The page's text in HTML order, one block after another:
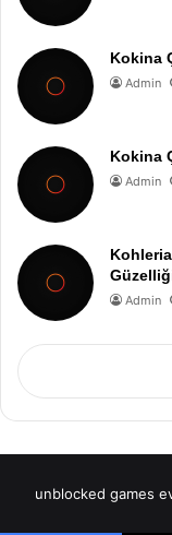
Kokina
Admin
Kokina
Admin
Admin
unblocked games